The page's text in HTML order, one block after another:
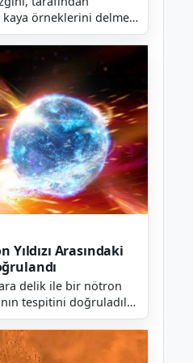
örneklerini delme
açıklandı. Ayrıca
Arasındaki
delik ile bir nötron
tespitini doğruladılar.
daha e...